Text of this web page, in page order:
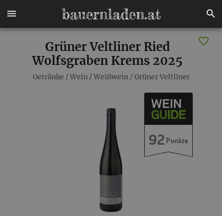
Grüner Veltliner Ried
Wolfsgraben Krems 2025
Getränke / Wein/ Weißwein/ Grüner Veltliner
92Punkte